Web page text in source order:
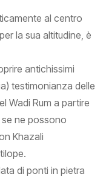
al centro
la sua altitudine, è
antichissimi
testimonianza delle
Wadi Rum a partire
se ne possono
Khazali
di ponti in pietra